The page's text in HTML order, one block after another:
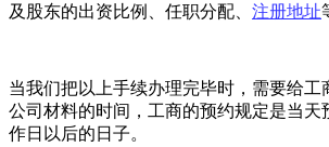
及股东的出资比例、任职分配、 注册地址
当我们把以上手续办理完毕时，需要给工
公司材料的时间，工商的预约规定是当天
作日以后的日子。